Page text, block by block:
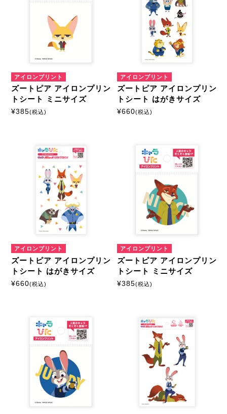
モーテルキーホルダー
硬質ケース
アイロンプリント
ズートピア アイロンプリン
トシート ミニサイズ
¥385(税込)
アイロンプリント
ズートピア アイロンプリン
トシート はがきサイズ
¥660(税込)
アイロンプリント
ズートピア アイロンプリン
トシート はがきサイズ
¥660(税込)
アイロンプリント
ズートピア アイロンプリン
トシート ミニサイズ
¥385(税込)